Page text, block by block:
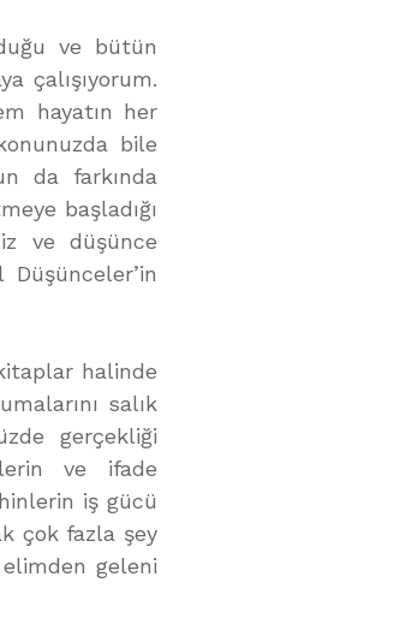
ve bütün
çalışıyorum.
hayatın her
bile
da farkında
başladığı
ve düşünce
halinde
salık
gerçekliği
ve ifade
iş gücü
çok fazla şey
geleni